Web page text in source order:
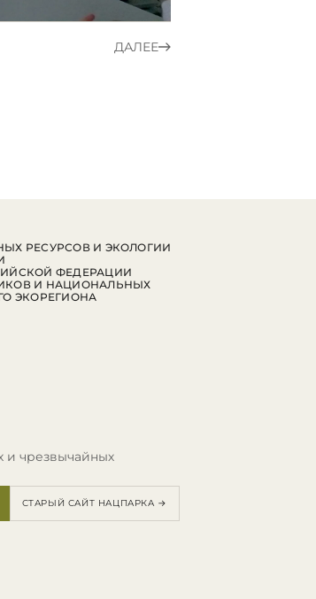
ДАЛЕЕ
и чрезвычайных
СТАРЫЙ САЙТ НАЦПАРКА →
РЕСУРСОВ И ЭКОЛОГИИ
ФЕДЕРАЦИИ
И НАЦИОНАЛЬНЫХ
ЭКОРЕГИОНА